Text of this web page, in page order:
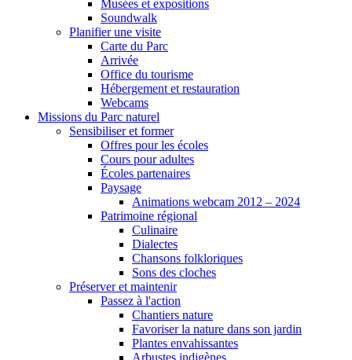
Musées et expositions
Soundwalk
Planifier une visite
Carte du Parc
Arrivée
Office du tourisme
Hébergement et restauration
Webcams
Missions du Parc naturel
Sensibiliser et former
Offres pour les écoles
Cours pour adultes
Écoles partenaires
Paysage
Animations webcam 2012 – 2024
Patrimoine régional
Culinaire
Dialectes
Chansons folkloriques
Sons des cloches
Préserver et maintenir
Passez à l'action
Chantiers nature
Favoriser la nature dans son jardin
Plantes envahissantes
Arbustes indigènes